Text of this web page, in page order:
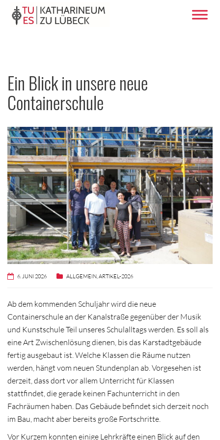
Ein Blick in unsere neue
Containerschule
6. JUNI 2026 ALLGEMEIN ARTIKEL-2026
Ab dem kommenden Schuljahr wird die neue
Containerschule an der Kanalstraße gegenüber der Musik
und Kunstschule Teil unseres Schulalltags werden. Es soll als
eine Art Zwischenlösung dienen, bis das Karstadtgebäude
fertig ausgebaut ist. Welche Klassen die Räume nutzen
werden, hängt vom neuen Stundenplan ab. Vorgesehen ist
derzeit, dass dort vor allem Unterricht für Klassen
stattfindet, die gerade keinen Fachunterricht in den
Fachräumen haben. Das Gebäude befindet sich derzeit noch
im Bau, macht aber bereits große Fortschritte.
Vor Kurzem konnten einige Lehrkräfte einen Blick auf den